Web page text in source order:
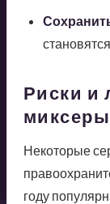
Риски и
Некоторые
году